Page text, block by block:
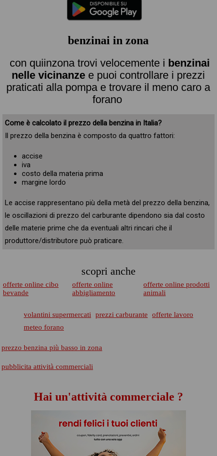
benzinai in zona
con quiinzona trovi velocemente i benzinai
nelle vicinanze e puoi controllare i prezzi
praticati alla pompa e trovare il meno caro a
forano
Come è calcolato il prezzo della benzina in Italia?
Il prezzo della benzina è composto da quattro fattori:
accise
iva
costo della materia prima
margine lordo
Le accise rappresentano più della metà del prezzo della benzina,
le oscillazioni di prezzo del carburante dipendono sia dal costo
delle materie prime che da eventuali altri rincari che il
produttore/distributore può praticare.
scopri anche
offerte online cibo
bevande
offerte online
abbigliamento
offerte online prodotti
animali
volantini supermercati prezzi carburante
offerte lavoro
meteo forano
prezzo benzina più basso in zona
pubblicita attività commerciali
Hai un'attività commerciale ?